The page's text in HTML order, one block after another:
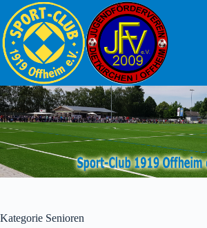
Inhalt
springen
Kategorie Senioren